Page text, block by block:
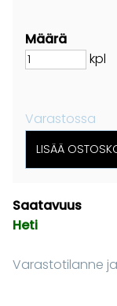
Määrä
kpl
Varastossa
Saatavuus
Heti
Varastotilanne